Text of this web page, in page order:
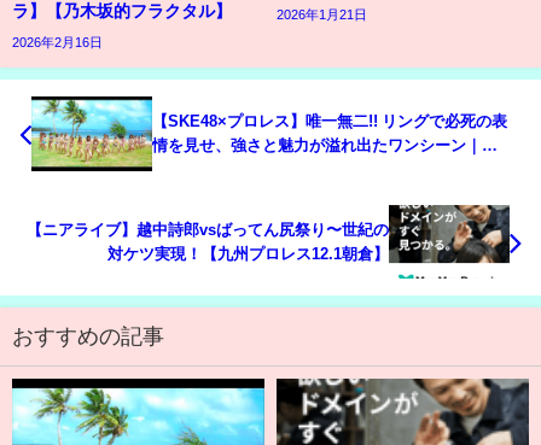
ラ】【乃木坂的フラクタル】
2026年2月16日
2026年1月21日
【SKE48×プロレス】唯一無二!! リングで必死の表
情を見せ、強さと魅力が溢れ出たワンシーン｜
【ニアライブ】越中詩郎vsばってん尻祭り〜世紀の
対ケツ実現！【九州プロレス12.1朝倉】
おすすめの記事